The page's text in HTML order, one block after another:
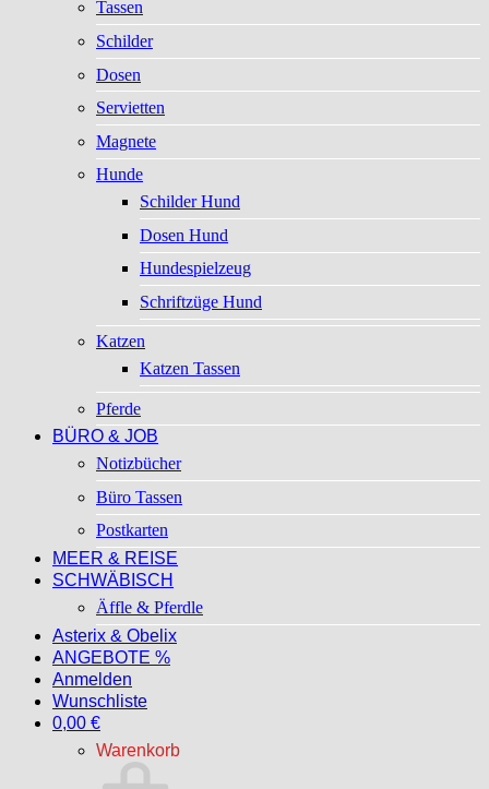
Tassen
Schilder
Dosen
Servietten
Magnete
Hunde
Schilder Hund
Dosen Hund
Hundespielzeug
Schriftzüge Hund
Katzen
Katzen Tassen
Pferde
BÜRO & JOB
Notizbücher
Büro Tassen
Postkarten
MEER & REISE
SCHWÄBISCH
Äffle & Pferdle
Asterix & Obelix
ANGEBOTE %
Anmelden
Wunschliste
0,00 €
Warenkorb